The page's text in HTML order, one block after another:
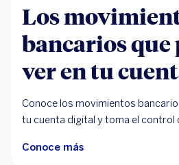
Los
bancarios que
ver en tu
Conoce los movimientos
tu cuenta digital y toma el control
Conoce más